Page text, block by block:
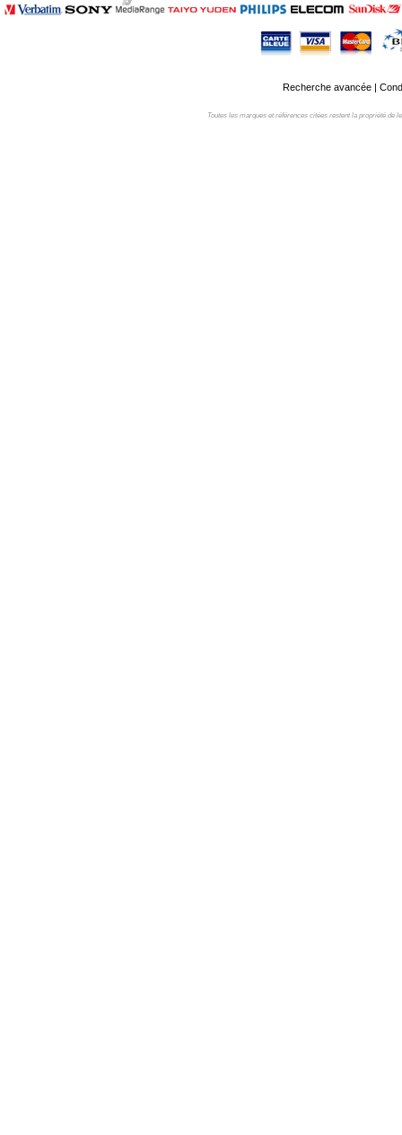
Recherche avancée|
Toutes les marques et références citées restent la propriété de